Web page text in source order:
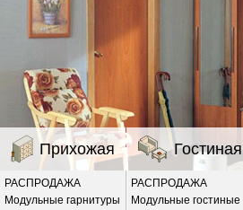
Прихожая Гостиная
РАСПРОДАЖА
Модульные гарнитуры
РАСПРОДАЖА
Модульные гостиные